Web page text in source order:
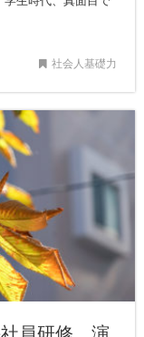
社会人基礎力